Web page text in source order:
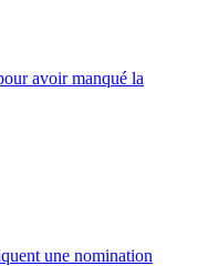
avoir manqué la
une nomination